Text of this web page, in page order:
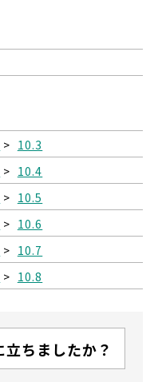
> 10.3
> 10.4
> 10.5
> 10.6
> 10.7
> 10.8
ちましたか？